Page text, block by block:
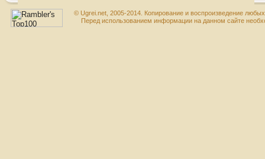
© Ugrei.net, 2005-2014. Копирование и воспроизведение
Перед использованием информации на данном сайте